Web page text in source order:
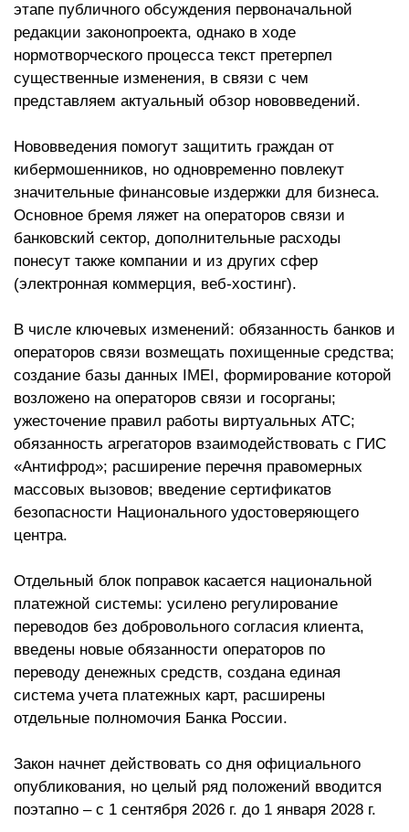
этапе публичного обсуждения первоначальной
редакции законопроекта, однако в ходе
нормотворческого процесса текст претерпел
существенные изменения, в связи с чем
представляем актуальный обзор нововведений.
Нововведения помогут защитить граждан от
кибермошенников, но одновременно повлекут
значительные финансовые издержки для бизнеса.
Основное бремя ляжет на операторов связи и
банковский сектор, дополнительные расходы
понесут также компании и из других сфер
(электронная коммерция, веб-хостинг).
В числе ключевых изменений: обязанность банков и
операторов связи возмещать похищенные средства;
создание базы данных IMEI, формирование которой
возложено на операторов связи и госорганы;
ужесточение правил работы виртуальных АТС;
обязанность агрегаторов взаимодействовать с ГИС
«Антифрод»; расширение перечня правомерных
массовых вызовов; введение сертификатов
безопасности Национального удостоверяющего
центра.
Отдельный блок поправок касается национальной
платежной системы: усилено регулирование
переводов без добровольного согласия клиента,
введены новые обязанности операторов по
переводу денежных средств, создана единая
система учета платежных карт, расширены
отдельные полномочия Банка России.
Закон начнет действовать со дня официального
опубликования, но целый ряд положений вводится
поэтапно – с 1 сентября 2026 г. до 1 января 2028 г.